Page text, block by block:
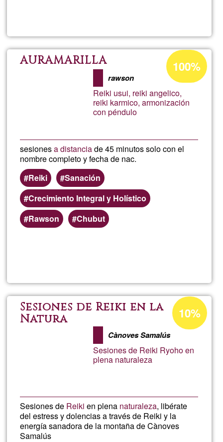
de
Brujas
AURAMARILLA
rawson
Reiki usui, reiki angelico,
reiki karmico, armonización
con péndulo
sesionesa distanciade 45 minutos solo con el
nombre completo y fecha de nac.
Reiki
Sanación
Crecimiento Integral y Holístico
Rawson
Chubut
Porcentaje
de
aceptación
de
100%
Sesiones de Reiki en la
Natura
Cànoves Samalús
Sesiones de Reiki Ryoho en
plena naturaleza
Sesiones de Reiki en plena naturaleza, libérate
del estress y dolencias a través de Reiki y la
energía sanadora de la montaña de Cànoves
Samalús
Porcentaje
de
aceptación
de
10%